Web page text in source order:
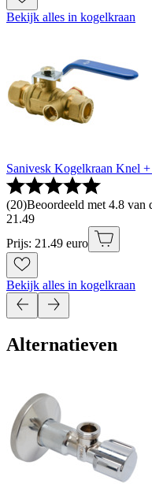
Bekijk alles in kogelkraan
Sanivesk Kogelkraan Knel
(20)Beoordeeld met 4.8 van
21 .49
Prijs: 21.49 euro
Bekijk alles in kogelkraan
Alternatieven